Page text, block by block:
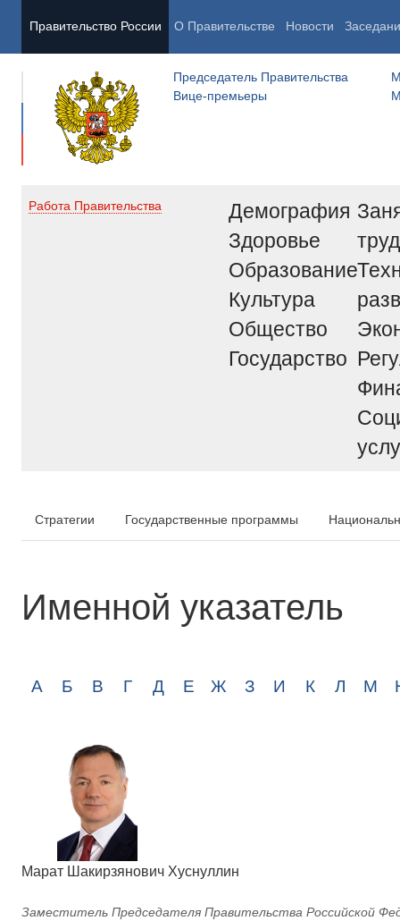
Правительство России О Правительстве Новости
Председатель Правительства
Вице-премьеры
Работа Правительства
Демография
Здоровье
Образование
Культура
Общество
Государство
труд
Стратегии Государственные программы
Именной указатель
А Б В Г Д Е Ж З И К Л М
Марат Шакирзянович Хуснуллин
Заместитель Председателя Правительства Российской